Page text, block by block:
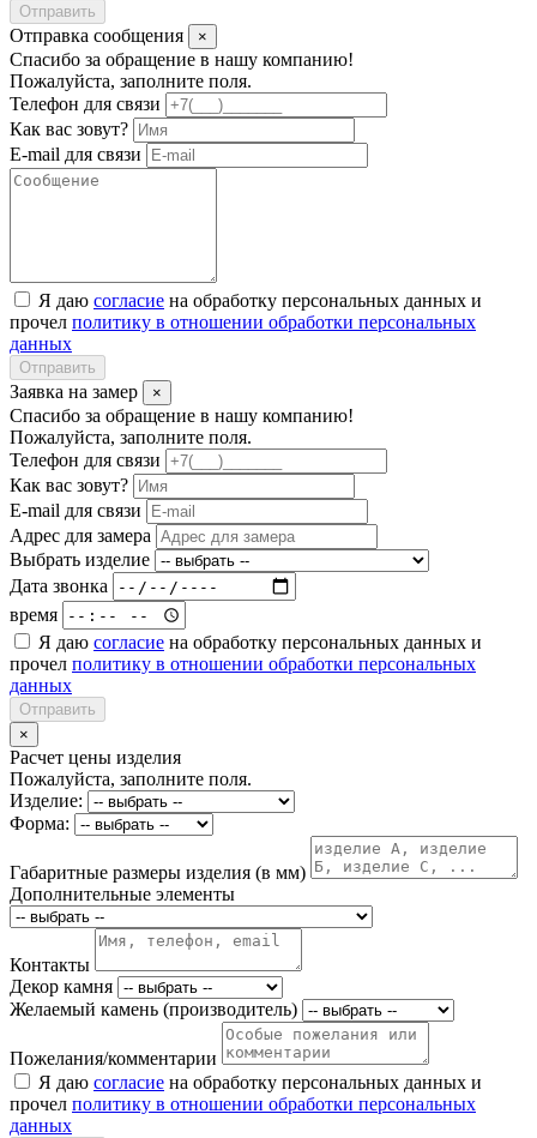
Отправить
Отправка сообщения ×
Спасибо за обращение в нашу компанию!
Пожалуйста, заполните поля.
Телефон для связи
Как вас зовут?
E-mail для связи
Я даю согласие на обработку персональных данных и
прочел политику в отношении обработки персональных
данных
Отправить
Заявка на замер ×
Спасибо за обращение в нашу компанию!
Пожалуйста, заполните поля.
Телефон для связи
Как вас зовут?
E-mail для связи
Адрес для замера
Выбрать изделие
Дата звонка
время
Я даю согласие на обработку персональных данных и
прочел политику в отношении обработки персональных
данных
Отправить
×
Расчет цены изделия
Пожалуйста, заполните поля.
Изделие:
Форма:
Габаритные размеры изделия (в мм)
Дополнительные элементы
Контакты
Декор камня
Желаемый камень (производитель)
Пожелания/комментарии
Я даю согласие на обработку персональных данных и
прочел политику в отношении обработки персональных
данных